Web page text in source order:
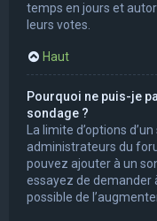
temps en jours et
leurs votes.
Haut
Pourquoi ne puis-je
sondage ?
La limite d’options
administrateurs du
pouvez ajouter à un
essayez de demander
possible de